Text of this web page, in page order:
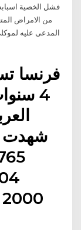
من الامراض
المدعى عليه
فرنسا
4
شهدت